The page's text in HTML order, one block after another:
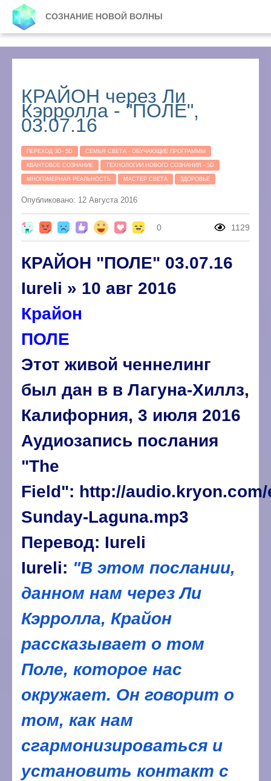
СОЗНАНИЕ НОВОЙ ВОЛНЫ
КРАЙОН через Ли
Кэрролла - "ПОЛЕ",
03.07.16
ПЕРЕХОД 3D- 5D СЕМЬЯ СВЕТА - ОБУЧАЮЩИЕ ПРОГРАММЫ
КВАНТОВОЕ СОЗНАНИЕ ТЕХНОЛОГИИ НОВОГО СОЗНАНИЯ - 5D
МНОГОМЕРНАЯ РЕАЛЬНОСТЬ МАСТЕР СВЕТА ЗДОРОВЬЕ
Опубликовано: 12 Августа 2016
0 1129
КРАЙОН "ПОЛЕ" 03.07.16
Iureli » 10 авг 2016
Крайон
ПОЛЕ
Этот живой ченнелинг
был дан в в Лагуна-Хиллз,
Калифорния, 3 июля 2016
Аудиозапись послания
"The
Field": http://audio.kryon.com/
Sunday-Laguna.mp3
Перевод: Iureli
Iureli: "В этом послании,
данном нам через Ли
Кэрролла, Крайон
рассказывает о том
Поле, которое нас
окружает. Он говорит о
том, как нам
сгармонизироваться и
установить контакт с